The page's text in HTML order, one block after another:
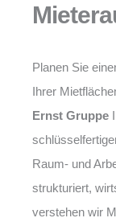
Planen Sie
Ihrer
Ernst Gruppe
Raum- und
strukturiert,
verstehen wir